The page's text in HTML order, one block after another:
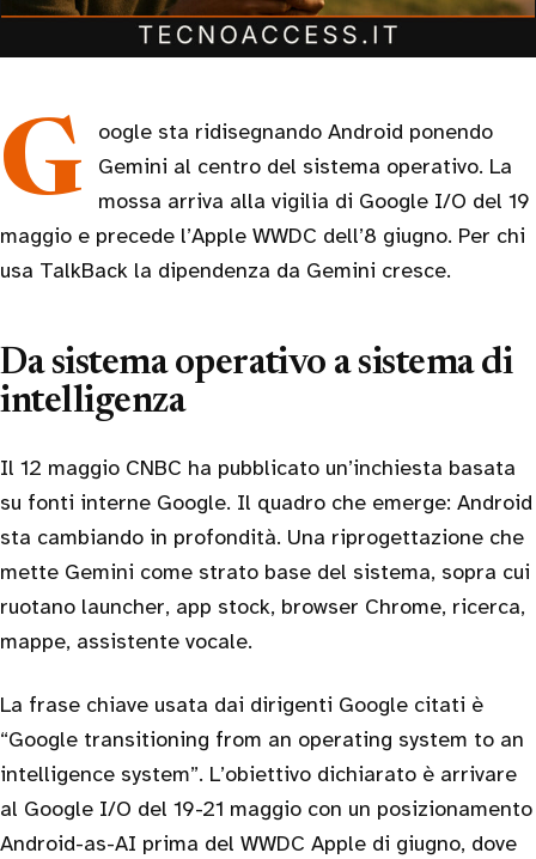
Google sta ridisegnando Android ponendo
Gemini al centro del sistema operativo. La
mossa arriva alla vigilia di Google I/O del 19
maggio e precede l’Apple WWDC dell’8 giugno. Per chi
usa TalkBack la dipendenza da Gemini cresce.
Da sistema operativo a sistema di
intelligenza
Il 12 maggio CNBC ha pubblicato un’inchiesta basata
su fonti interne Google. Il quadro che emerge: Android
sta cambiando in profondità. Una riprogettazione che
mette Gemini come strato base del sistema, sopra cui
ruotano launcher, app stock, browser Chrome, ricerca,
mappe, assistente vocale.
La frase chiave usata dai dirigenti Google citati è
“Google transitioning from an operating system to an
intelligence system”. L’obiettivo dichiarato è arrivare
al Google I/O del 19-21 maggio con un posizionamento
Android-as-AI prima del WWDC Apple di giugno, dove